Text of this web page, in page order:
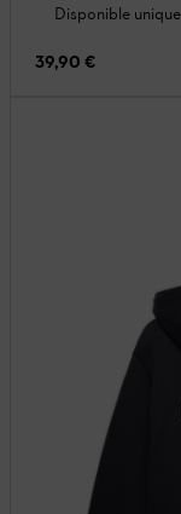
Disponible
39,90 €